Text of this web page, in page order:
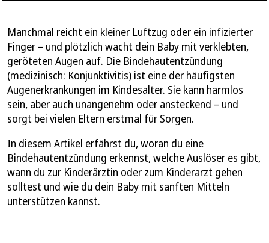
Manchmal reicht ein kleiner Luftzug oder ein infizierter
Finger – und plötzlich wacht dein Baby mit verklebten,
geröteten Augen auf. Die Bindehautentzündung
(medizinisch: Konjunktivitis) ist eine der häufigsten
Augenerkrankungen im Kindesalter. Sie kann harmlos
sein, aber auch unangenehm oder ansteckend – und
sorgt bei vielen Eltern erstmal für Sorgen.
In diesem Artikel erfährst du, woran du eine
Bindehautentzündung erkennst, welche Auslöser es gibt,
wann du zur Kinderärztin oder zum Kinderarzt gehen
solltest und wie du dein Baby mit sanften Mitteln
unterstützen kannst.